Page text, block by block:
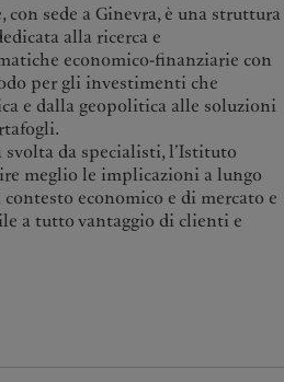
sede a Ginevra, è una struttura
alla ricerca e
economico-finanziarie con
per gli investimenti che
e dalla geopolitica alle soluzioni
da specialisti, l’Istituto
meglio le implicazioni a lungo
economico e di mercato e
a tutto vantaggio di clienti e